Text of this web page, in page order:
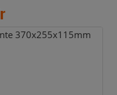
370x255x115mm